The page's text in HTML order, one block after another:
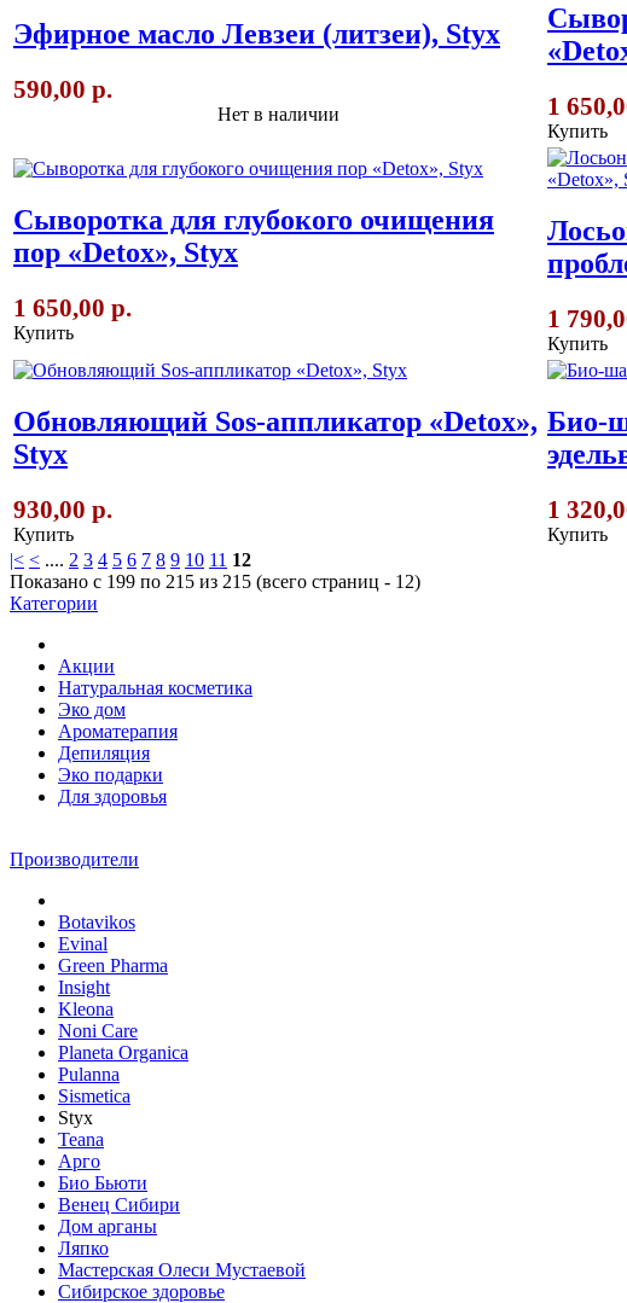
Эфирное масло Левзеи (литзеи), Styx
590,00 р.
Нет в наличии 1
Купить
Сыворотка для глубокого очищения
пор «Detox», Styx
1 650,00 р.
Купить
1
Купить
Обновляющий Sos-аппликатор «Detox»,
Styx
930,00 р.
Купить
Био-
1
Купить
|< < .... 2 3 4 5 6 7 8 9 10 11 12
Показано с 199 по 215 из 215 (всего страниц - 12)
Категории
Акции
Натуральная косметика
Эко дом
Ароматерапия
Депиляция
Эко подарки
Для здоровья
Производители
Botavikos
Evinal
Green Pharma
Insight
Kleona
Noni Care
Planeta Organica
Pulanna
Sismetica
Styx
Teana
Арго
Био Бьюти
Венец Сибири
Дом арганы
Ляпко
Мастерская Олеси Мустаевой
Сибирское здоровье